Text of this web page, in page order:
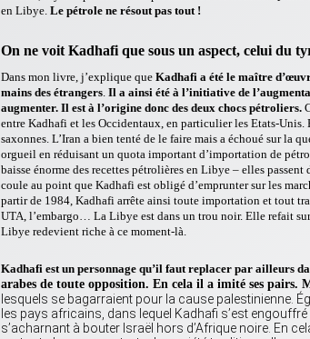
en Libye. Le pétrole ne résout pas tout !
On ne voit Kadhafi que sous un aspect, celui du
Dans mon livre, j’explique que Kadhafi a été le maître
mains des étrangers. Il a ainsi été à l’initiative de
augmenter. Il est à l’origine donc des deux chocs pétroliers.
entre Kadhafi et les Occidentaux, en particulier les Etats-
saxonnes. L’Iran a bien tenté de le faire mais a échoué sur la
orgueil en réduisant un quota important d’importation de
baisse énorme des recettes pétrolières en Libye – elles
coule au point que Kadhafi est obligé d’emprunter sur les
partir de 1984, Kadhafi arrête ainsi toute importation et tout
UTA, l’embargo… La Libye est dans un trou noir. Elle refait
Libye redevient riche à ce moment-là.
Kadhafi est un personnage qu’il faut replacer par ailleurs
arabes de toute opposition. En cela il a imité ses pairs.
lesquels se bagarraient pour la cause palestinienne.
les pays africains, dans lequel Kadhafi s’est
s’acharnant à bouter Israël hors d’Afrique noire. En